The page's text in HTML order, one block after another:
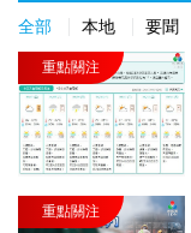
全部 本地 要聞